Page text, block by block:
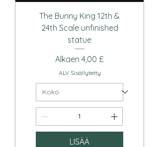
The Bunny King 12th &
24th Scale unfinished
statue
Alkaen 4,00 £
Alehinta
ALV Sisällytetty
LISÄÄ